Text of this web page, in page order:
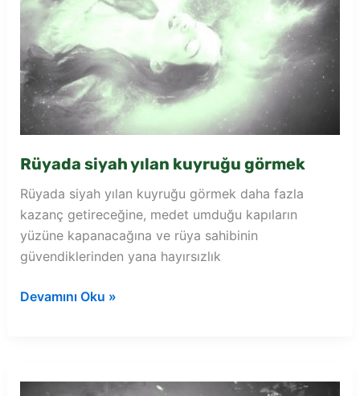
Rüyada siyah yılan kuyruğu görmek
Rüyada siyah yılan kuyruğu görmek daha fazla
kazanç getireceğine, medet umduğu kapıların
yüzüne kapanacağına ve rüya sahibinin
güvendiklerinden yana hayırsızlık
Rüyada
görmek
Devamını Oku »